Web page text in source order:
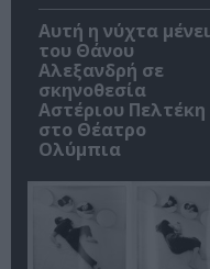
Αυτή η νύχτα
του Θάνου
Αλεξανδρή σε
σκηνοθεσία
Αστέριου Πελτέκη
στο Θέατρο
Ολύμπια